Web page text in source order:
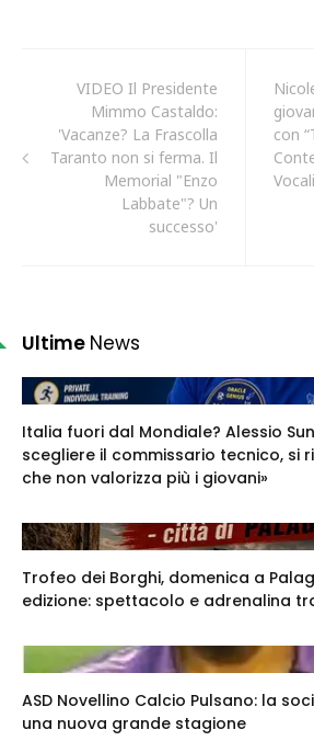
VIDEO Il Presidente
Mimmo Castaldo:
'Vacanze? La Frascolla
Taranto non si ferma. Il
Memorial "Enzo
Labbate"? Un
successo'
con
Ultime News
Italia fuori dal Mondiale? Alessio
scegliere il commissario tecnico, si
che non valorizza più i giovani»
Trofeo dei Borghi, domenica a
edizione: spettacolo e adrenalina
ASD Novellino Calcio Pulsano: la
una nuova grande stagione